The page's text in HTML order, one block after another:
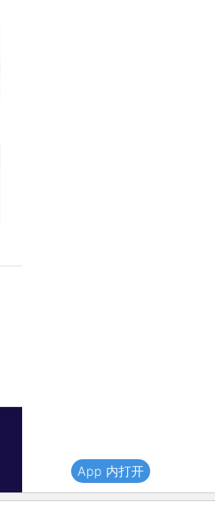
App 内打开